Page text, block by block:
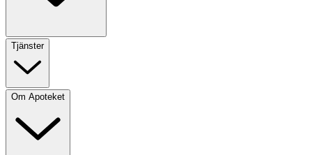
Tjänster
Om Apoteket